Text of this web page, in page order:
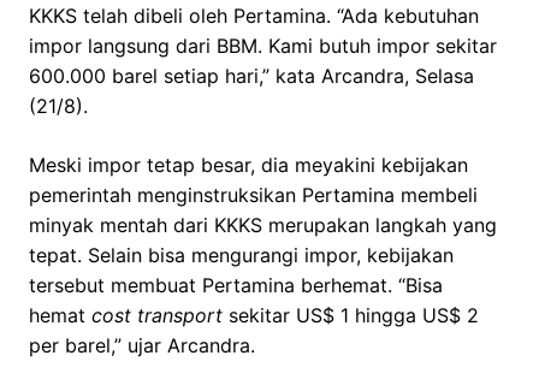
KKKS telah dibeli oleh Pertamina. “Ada kebutuhan
impor langsung dari BBM. Kami butuh impor sekitar
600.000 barel setiap hari,” kata Arcandra, Selasa
(21/8).
Meski impor tetap besar, dia meyakini kebijakan
pemerintah menginstruksikan Pertamina membeli
minyak mentah dari KKKS merupakan langkah yang
tepat. Selain bisa mengurangi impor, kebijakan
tersebut membuat Pertamina berhemat. “Bisa
hemat cost transport sekitar US$ 1 hingga US$ 2
per barel,” ujar Arcandra.